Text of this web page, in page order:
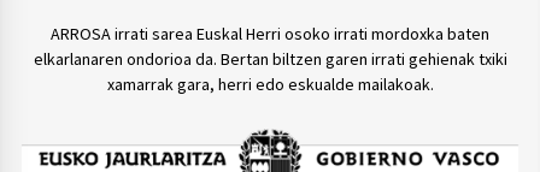
ARROSA irrati sarea Euskal Herri osoko irrati mordoxka baten
elkarlanaren ondorioa da. Bertan biltzen garen irrati gehienak txiki
xamarrak gara, herri edo eskualde mailakoak.